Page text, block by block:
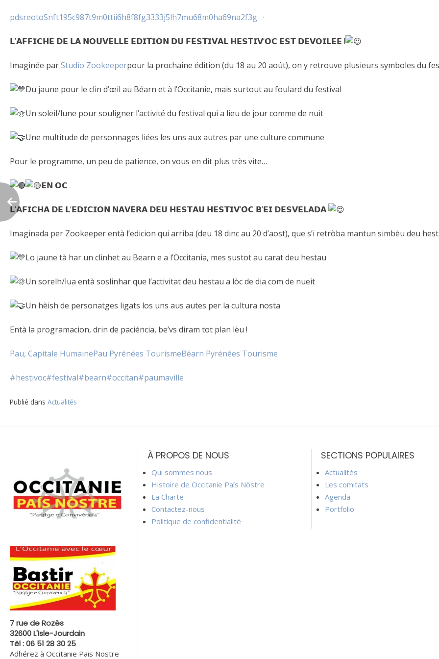
pdsreotoSnft195c987t9m0ttii6h8f8fg3333j5lh7mu68m0ha69na2f3g ·
𝗟’𝗔𝗙𝗙𝗜𝗖𝗛𝗘 𝗗𝗘 𝗟𝗔 𝗡𝗢𝗨𝗩𝗘𝗟𝗟𝗘 𝗘́𝗗𝗜𝗧𝗜𝗢𝗡 𝗗𝗨 𝗙𝗘𝗦𝗧𝗜𝗩𝗔𝗟 𝗛𝗘𝗦𝗧𝗜𝗩’𝗢̀𝗖 𝗘𝗦𝗧 𝗗𝗘́𝗩𝗢𝗜𝗟𝗘́𝗘 !
Imaginée parStudio Zookeeperpour la prochaine édition (du 18 au 20 août), on y retrouve plusieurs symboles du
Du jaune pour le clin d’œil au Béarn et à l’Occitanie, mais surtout au foulard du festival
Un soleil/lune pour souligner l’activité du festival qui a lieu de jour comme de nuit
Une multitude de personnages liées les uns aux autres par une culture commune
Pour le programme, un peu de patience, on vous en dit plus très vite…
𝗘𝗡 𝗢𝗖
𝗟’𝗔𝗙𝗜𝗖𝗛𝗔 𝗗𝗘 𝗟’𝗘𝗗𝗜𝗖𝗜𝗢𝗡 𝗡𝗔𝗩𝗘̀𝗥𝗔 𝗗𝗘𝗨 𝗛𝗘𝗦𝗧𝗔𝗨 𝗛𝗘𝗦𝗧𝗜𝗩’𝗢̀𝗖 𝗕’𝗘𝗜 𝗗𝗘𝗦𝗩𝗘𝗟𝗔𝗗𝗔
Imaginada per Zookeeper entà l’edicion qui arriba (deu 18 dinc au 20 d’aost), que s’i retròba mantun simbèu deu
Lo jaune tà har un clinhet au Bearn e a l’Occitania, mes sustot au carat deu hestau
Un sorelh/lua entà soslinhar que l’activitat deu hestau a lòc de dia com de nueit
Un hèish de personatges ligats los uns aus autes per la cultura nosta
Entà la programacion, drin de paciéncia, be’vs diram tot plan lèu !
Pau, Capitale HumainePau Pyrénées TourismeBéarn Pyrénées Tourisme
#hestivoc#festival#bearn#occitan#paumaville
Publié dans Actualités
l’article
7 rue de Rozès
32600 L'Isle-Jourdain
Tèl : 06 51 28 30 25
Adhérez à Occitanie Pais Nostre
À PROPOS DE NOUS
Qui sommes nous
Histoire de Occitanie País Nòstre
La Charte
Contactez-nous
Politique de confidentialité
SECTIONS POPULAIRES
Actualités
Les comitats
Agenda
Portfolio